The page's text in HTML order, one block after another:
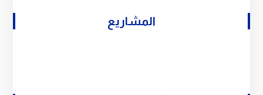
المشاريع